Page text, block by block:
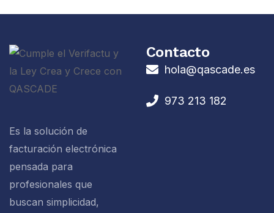
Es la solución de
facturación electrónica
pensada para
profesionales que
buscan simplicidad,
Contacto
hola@qascade.es
973 213 182